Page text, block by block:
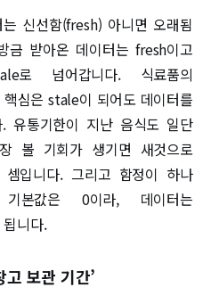
신선함(fresh) 아니면 오래됨
받아온 데이터는 fresh이고
로 넘어갑니다. 식료품의
심은 stale이 되어도 데이터를
유통기한이 지난 음식도 일단
볼 기회가 생기면 새것으로
입니다. 그리고 함정이 하나
본값은 0이라, 데이터는
니다.
보관 기간’